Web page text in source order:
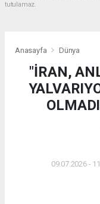
tutulamaz.
Anasayfa Dünya
"İRAN,
09.07.2026 -